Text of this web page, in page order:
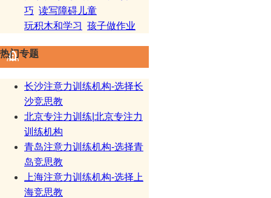
巧 读写障碍儿童
玩积木和学习 孩子做作业
热门专题
长沙注意力训练机构-选择长
沙竞思教
北京专注力训练|北京专注力
训练机构
青岛注意力训练机构-选择青
岛竞思教
上海注意力训练机构-选择上
海竞思教